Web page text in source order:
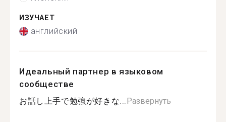
ИЗУЧАЕТ
английский
Идеальный партнер в языковом
сообществе
お話し上手で勉強が好きな...Развернуть